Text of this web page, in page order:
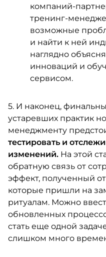
компаний-
тренинг-
возможные
и найти к ней
наглядно
инноваций и
сервисом.
5. И наконец,
устаревших практик
менеджменту
тестировать и
изменений.На этой
обратную связь от
эффект, полученный
которые пришли на
ритуалам. Можно
обновленных
стать еще одной
слишком много